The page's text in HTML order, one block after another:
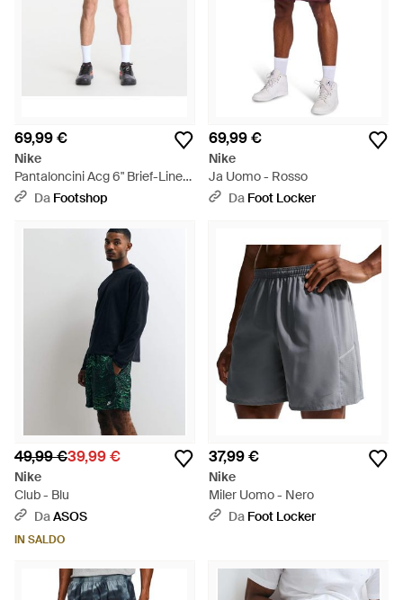
69,99 €
Nike
Pantaloncini Acg 6" Brief-Lined
Trail Running Hort Equoia/
Da Footshop
69,99 €
Nike
Ja Uomo - Rosso
Da Foot Locker
49,99 €39,99 €
Nike
Club - Blu
DaASOS
IN SALDO
37,99 €
Nike
Miler Uomo - Nero
Da Foot Locker